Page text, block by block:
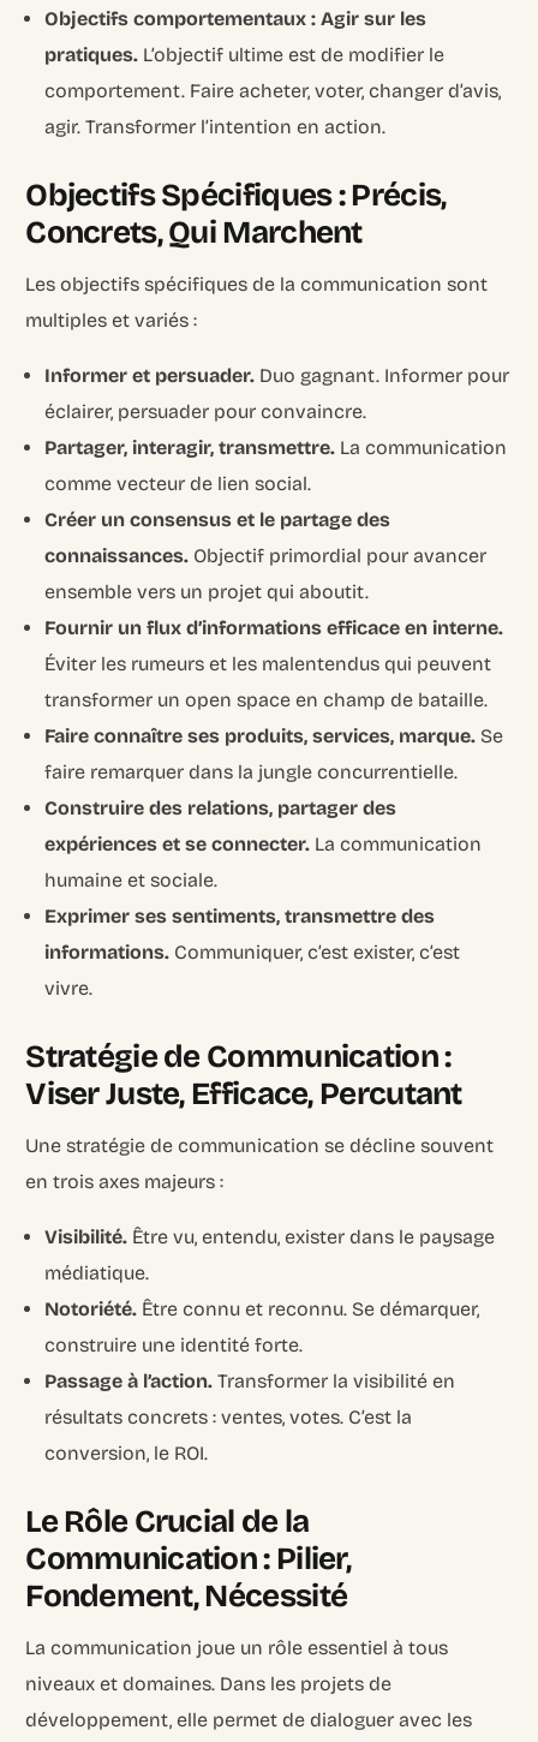
Objectifs comportementaux : Agir sur les
pratiques. L’objectif ultime est de modifier le
comportement. Faire acheter, voter, changer d’avis,
agir. Transformer l’intention en action.
Objectifs Spécifiques : Précis,
Concrets, Qui Marchent
Les objectifs spécifiques de la communication sont
multiples et variés :
Informer et persuader. Duo gagnant. Informer pour
éclairer, persuader pour convaincre.
Partager, interagir, transmettre. La communication
comme vecteur de lien social.
Créer un consensus et le partage des
connaissances. Objectif primordial pour avancer
ensemble vers un projet qui aboutit.
Fournir un flux d’informations efficace en interne.
Éviter les rumeurs et les malentendus qui peuvent
transformer un open space en champ de bataille.
Faire connaître ses produits, services, marque. Se
faire remarquer dans la jungle concurrentielle.
Construire des relations, partager des
expériences et se connecter. La communication
humaine et sociale.
Exprimer ses sentiments, transmettre des
informations. Communiquer, c’est exister, c’est
vivre.
Stratégie de Communication :
Viser Juste, Efficace, Percutant
Une stratégie de communication se décline souvent
en trois axes majeurs :
Visibilité. Être vu, entendu, exister dans le paysage
médiatique.
Notoriété. Être connu et reconnu. Se démarquer,
construire une identité forte.
Passage à l’action. Transformer la visibilité en
résultats concrets : ventes, votes. C’est la
conversion, le ROI.
Le Rôle Crucial de la
Communication : Pilier,
Fondement, Nécessité
La communication joue un rôle essentiel à tous
niveaux et domaines. Dans les projets de
développement, elle permet de dialoguer avec les